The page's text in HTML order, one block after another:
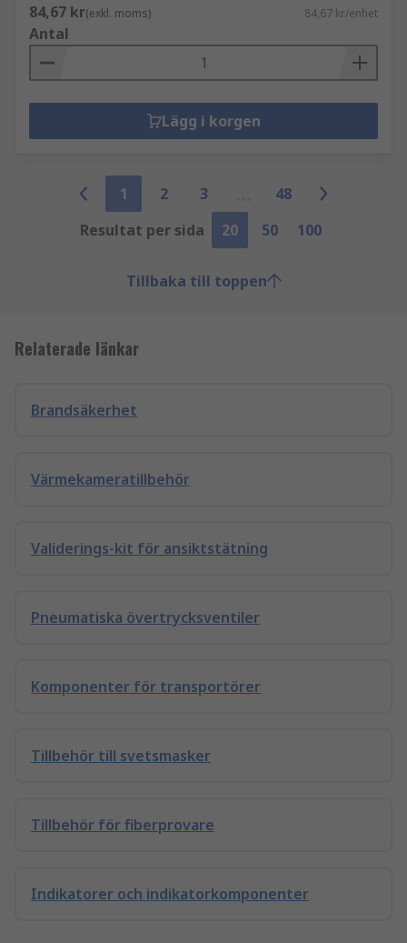
84,67 kr(exkl. moms) 84,67 kr/enhet
Antal
Lägg i korgen
1 2 3
48
Resultat per sida
20 50 100
Tillbaka till toppen
Relaterade länkar
Brandsäkerhet
Värmekameratillbehör
Validerings-kit för ansiktstätning
Pneumatiska övertrycksventiler
Komponenter för transportörer
Tillbehör till svetsmasker
Tillbehör för fiberprovare
Indikatorer och indikatorkomponenter